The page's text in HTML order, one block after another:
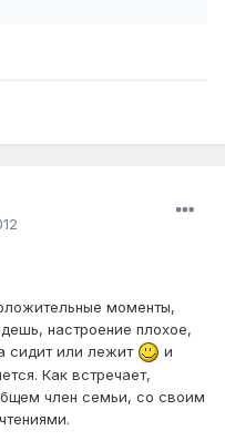
моменты,
настроение плохое,
сидит или лежит
и
Как встречает,
член семьи, со своим